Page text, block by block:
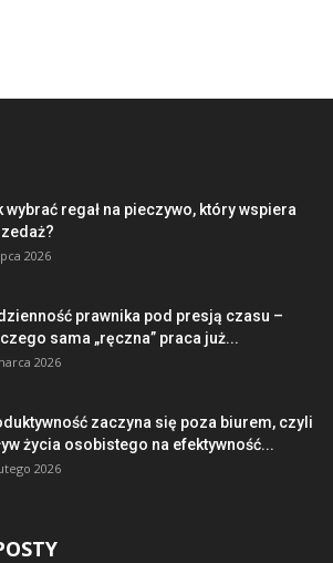
wybrać regał na pieczywo, który wspiera
2026
prawnika pod presją czasu –
sama „ręczna” praca już...
2026
zaczyna się poza biurem, czyli
życia osobistego na efektywność...
2026